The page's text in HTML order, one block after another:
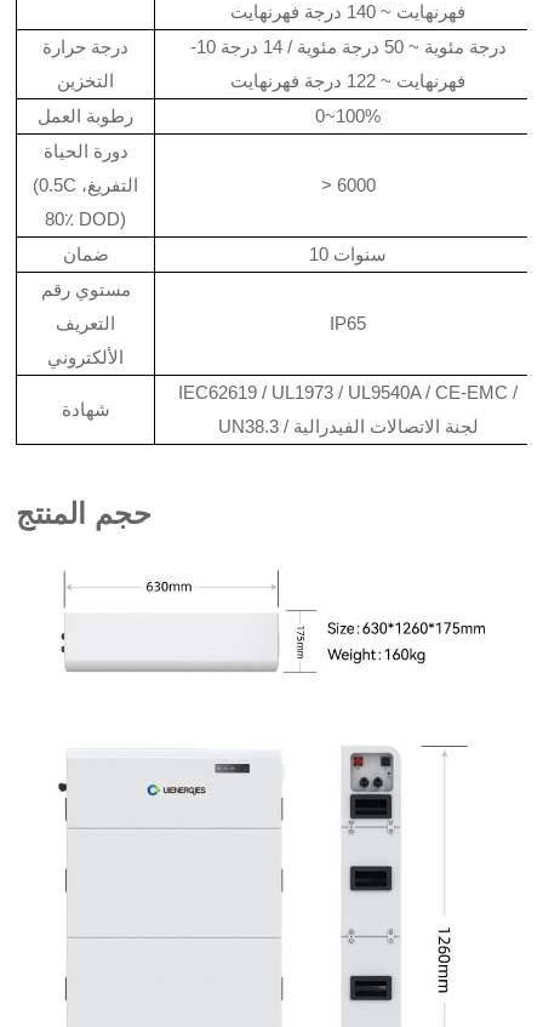
فهرنهايت ~ 140 درجة فهرنهايت
درجة حرارة
التخزين
-10 درجة مئوية ~ 50 درجة مئوية / 14 درجة
فهرنهايت ~ 122 درجة فهرنهايت
رطوبة العمل
0~100%
دورة الحياة
(0.5C التفريغ،
80٪ DOD)
> 6000
ضمان
10 سنوات
مستوي رقم
التعريف
الألكتروني
IP65
شهادة
IEC62619 / UL1973 / UL9540A / CE-EMC /
UN38.3 / لجنة الاتصالات الفيدرالية
حجم المنتج